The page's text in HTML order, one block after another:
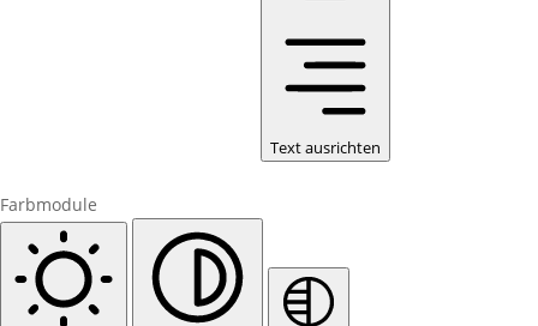
Text ausrichten
Farbmodule